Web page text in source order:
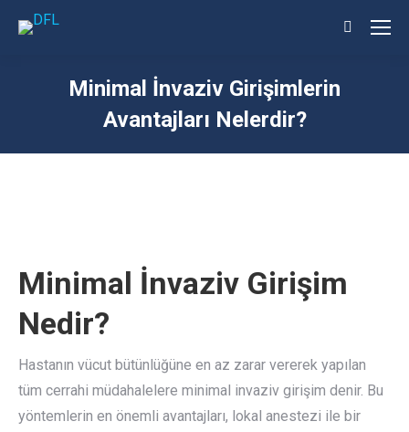
Search:
Minimal İnvaziv Girişimlerin
Avantajları Nelerdir?
Minimal İnvaziv Girişim
Nedir?
Hastanın vücut bütünlüğüne en az zarar vererek yapılan
tüm cerrahi müdahalelere minimal invaziv girişim denir. Bu
yöntemlerin en önemli avantajları, lokal anestezi ile bir